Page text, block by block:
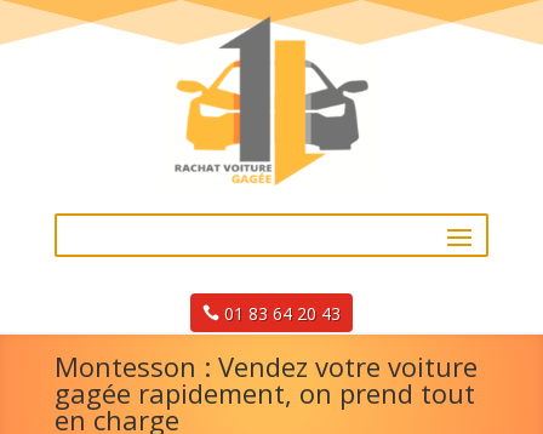
01 83 64 20 43
Montesson : Vendez votre voiture
gagée rapidement, on prend tout
en charge